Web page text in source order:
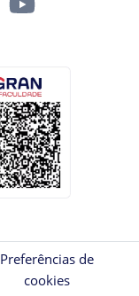
Preferências de
cookies